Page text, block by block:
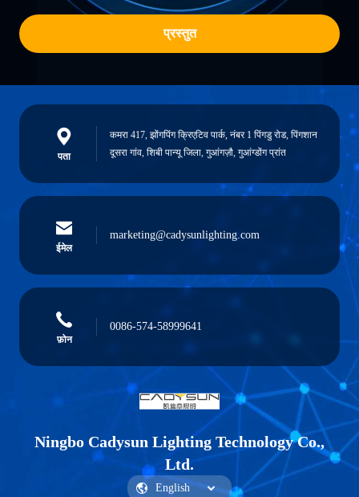
प्रस्तुत
पता
कमरा 417, झोंगपिंग क्रिएटिव पार्क, नंबर 1 पिंगडु रोड, पिंगशान
दूसरा गांव, शिबी पान्यू जिला, गुआंगज़ौ, गुआंग्डोंग प्रांत
ईमेल
marketing@cadysunlighting.com
फ़ोन
0086-574-58999641
Ningbo Cadysun Lighting Technology Co.,
Ltd.